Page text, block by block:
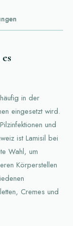
in der
eingesetzt wird.
und
ist Lamisil bei
Wahl, um
Körperstellen
Cremes und